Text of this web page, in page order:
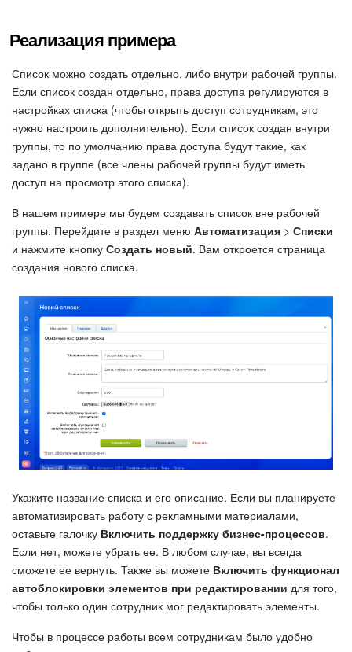
Аналитика
BI Конструктор
Автоматизация
Интеграция 1С и Битрикс24
Сотрудники
Маркетплейс
Контакт-центр
Настройки
Виджет сотрудника
Филиальная сеть
Приложение Битрикс24
Общие вопросы
Битрикс24 в коробке
Реализация примера
Список можно создать отдельно, либо внутри рабочей группы.
Если список создан отдельно, права доступа регулируются в
настройках списка (чтобы открыть доступ сотрудникам, это
нужно настроить дополнительно). Если список создан внутри
группы, то по умолчанию права доступа будут такие, как
задано в группе (все члены рабочей группы будут иметь
доступ на просмотр этого списка).
В нашем примере мы будем создавать список вне рабочей
группы. Перейдите в раздел меню Автоматизация > Списки
и нажмите кнопку Создать новый. Вам откроется страница
создания нового списка.
Укажите название списка и его описание. Если вы планируете
автоматизировать работу с рекламными материалами,
оставьте галочку Включить поддержку бизнес-процессов.
Если нет, можете убрать ее. В любом случае, вы всегда
сможете ее вернуть. Также вы можете Включить функционал
автоблокировки элементов при редактировании для того,
чтобы только один сотрудник мог редактировать элементы.
Чтобы в процессе работы всем сотрудникам было удобно